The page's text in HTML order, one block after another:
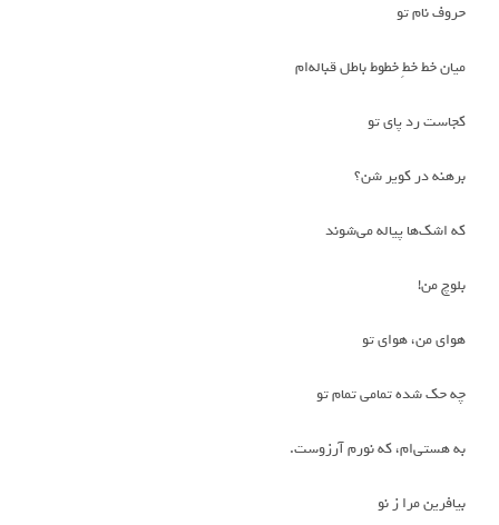
حروف نام تو
میان خط خطِ خطوط باطل قباله‌ام
کجاست رد پای تو
برهنه در کویر شن؟
که اشک‌ها پیاله می‌شوند
بلوچ من!
هوای من، هوای تو
چه حک شده تمامی تمام تو
به هستی‌ام، که نورم آرزوست.
بیافرین مرا ز نو